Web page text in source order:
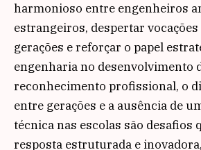
harmonioso entre engenheiros
estrangeiros, despertar vocações
gerações e reforçar o papel
engenharia no desenvolvimento
reconhecimento profissional, o
entre gerações e a ausência de
técnica nas escolas são desafios
resposta estruturada e